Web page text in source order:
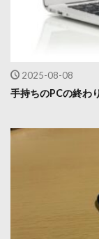
2025-08-08
手持ちのPCの終わ